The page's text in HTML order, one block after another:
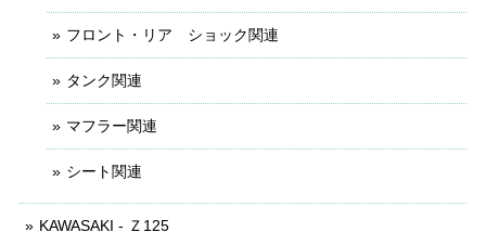
フロント・リア ショック関連
タンク関連
マフラー関連
シート関連
KAWASAKI - Ｚ125